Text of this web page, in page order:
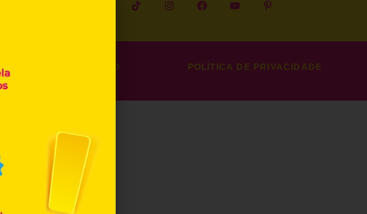
TRABALHE CONOSCO POLÍTICA DE PRIVACIDADE